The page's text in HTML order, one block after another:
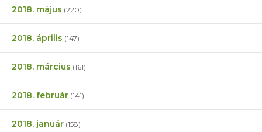
2018. május (220)
2018. április (147)
2018. március (161)
2018. február (141)
2018. január (158)